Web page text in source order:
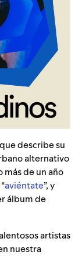
describe su
alternativo
más de un año
aviéntate”, y
álbum de
artistas
nuestra